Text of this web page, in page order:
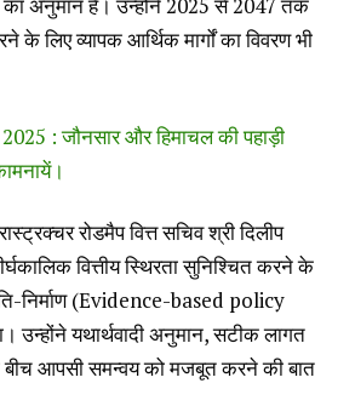
के लिए व्यापक आर्थिक मार्गों का विवरण भी
2025 : जौनसार और हिमाचल की पहाड़ी
रोडमैप वित्त सचिव श्री दिलीप
वित्तीय स्थिरता सुनिश्चित करने के
निर्माण (Evidence-based policy
उन्होंने यथार्थवादी अनुमान, सटीक लागत
आपसी समन्वय को मजबूत करने की बात